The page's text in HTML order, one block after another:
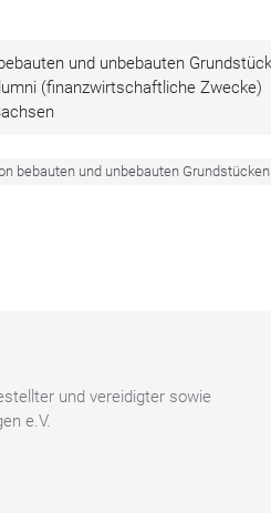
und unbebauten
(finanzwirtschaftliche Zwecke)
bebauten und unbebauten Grundstücken
und vereidigter sowie
e.V.